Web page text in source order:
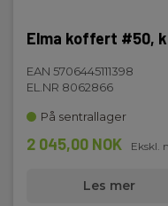
Elma koffert #50,
EAN 5706445111398
EL.NR 8062866
På sentrallager
2 045,00 NOK Ekskl.
Les mer